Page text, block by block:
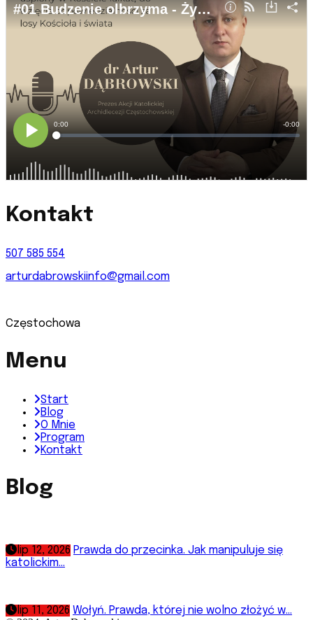
Kontakt
507 585 554
arturdabrowskiinfo@gmail.com
Częstochowa
Menu
Start
Blog
O Mnie
Program
Kontakt
Blog
lip 12, 2026 Prawda do przecinka. Jak manipuluje się
katolickim...
lip 11, 2026 Wołyń. Prawda, której nie wolno złożyć w...